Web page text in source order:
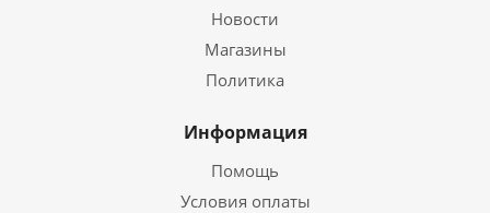
Новости
Магазины
Политика
Информация
Помощь
Условия оплаты